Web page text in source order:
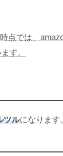
点では、
す。
ツルになります